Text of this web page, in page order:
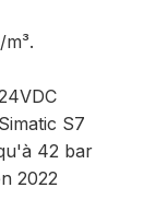
S7
42 bar
2022